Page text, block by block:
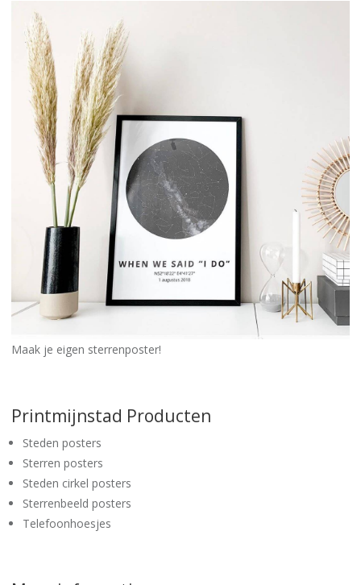
Maak je eigen sterrenposter!
Printmijnstad Producten
Steden posters
Sterren posters
Steden cirkel posters
Sterrenbeeld posters
Telefoonhoesjes